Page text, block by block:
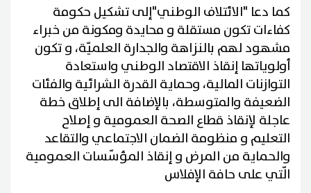
كما دعا "الائتلاف الوطني"إلى تشكيل حكومة
كفاءات تكون مستقلة و محايدة ومكونة من خبراء
مشهود لهم بالنزاهة والجدارة العلميّة، و تكون
أولوياتها إنقاذ الاقتصاد الوطني واستعادة
التوازنات المالية، وحماية القدرة الشرائية والفئات
الضعيفة والمتوسطة، بالإضافة الى إطلاق خطة
عاجلة لإنقاذ قطاع الصحة العمومية و إصلاح
التعليم و منظومة الضمان الاجتماعي والتقاعد
والحماية من المرض و إنقاذ المؤسّسات العمومية
الّتي على حافة الإفلاس